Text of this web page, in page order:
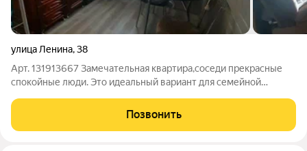
улица Ленина,38
Арт. 131913667 Замечательная квартира,соседи прекрасные
спокойные люди. Это идеальный вариант для семейной
находятся детские сады и школы, так же рядом находится
больница, транспортные линии.
Позвонить